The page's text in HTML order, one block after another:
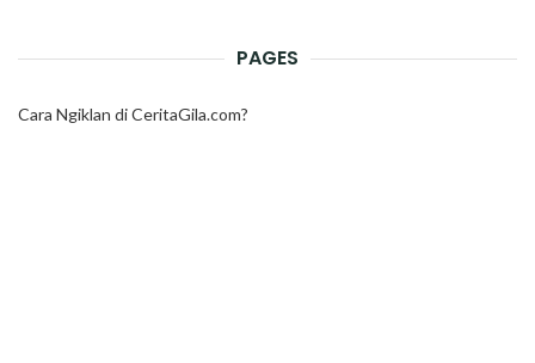
PAGES
Cara Ngiklan di CeritaGila.com?